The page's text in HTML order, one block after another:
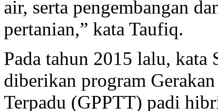
air, serta pengembangan
pertanian,” kata Taufiq.
Pada tahun 2015 lalu, kata
diberikan program
Terpadu (GPPTT) padi